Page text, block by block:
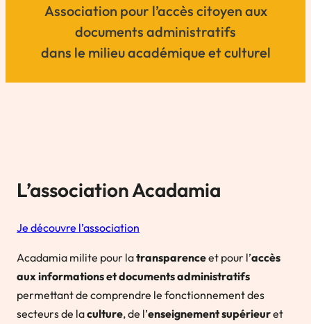
Association pour l’accès citoyen aux
documents administratifs
dans le milieu académique et culturel
L’association Acadamia
Je découvre l’association
Acadamia milite pour latransparenceet pour l’accès
aux informations et documents administratifs
permettant de comprendre le fonctionnement des
secteurs de laculture, de l’enseignement supérieuret